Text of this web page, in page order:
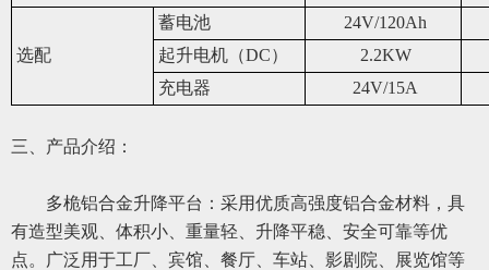
选配
蓄电池
24V/120Ah
起升电机（DC）
2.2KW
充电器
24V/15A
三、产品介绍：
多桅铝合金升降平台：采用优质高强度铝合金材料，具
有造型美观、体积小、重量轻、升降平稳、安全可靠等优
点。广泛用于工厂、宾馆、餐厅、车站、影剧院、展览馆等